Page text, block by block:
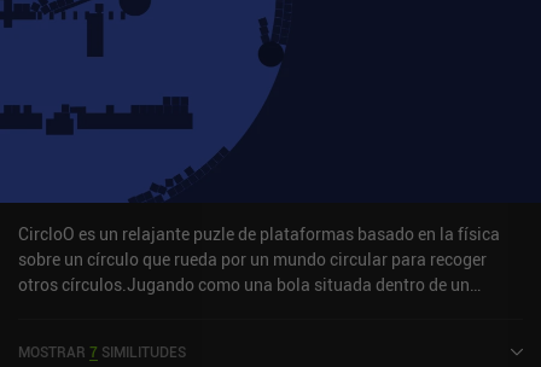
CircloO es un relajante puzle de plataformas basado en la física
sobre un círculo que rueda por un mundo circular para recoger
otros círculos.Jugando como una bola situada dentro de un
objetivo es recoger anillos situados en distintas partes del nivel de
MOSTRAR 7 SIMILITUDES